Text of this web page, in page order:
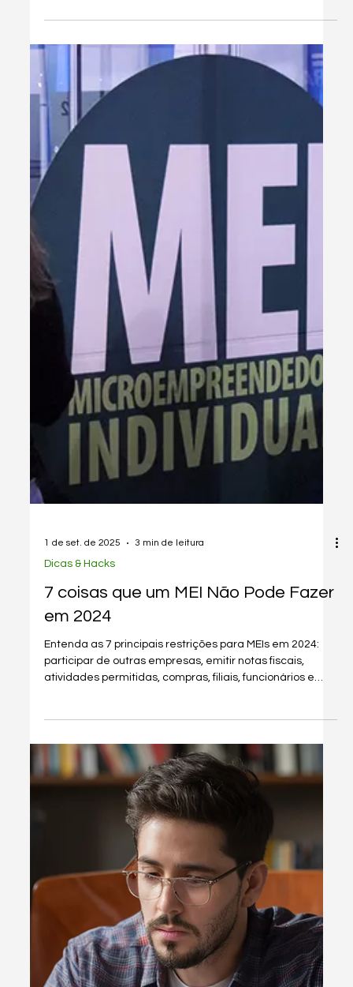
Load video
1 de set. de 2025
Dicas & Hacks
ALERTA: NÃO ABRA
MEI(microempreendedor individual)
Descubra o segredo que ninguém te
conta sobre MEI
Descubra os riscos de abrir um MEI no final do ano e
como evitar problemas com o Easygestor. Clique aqui
para saber mais!
1 de set. de 2025 3 min de leitura